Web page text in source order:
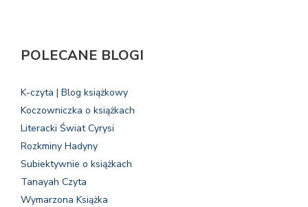
POLECANE BLOGI
K-czyta | Blog książkowy
Koczowniczka o książkach
Literacki Świat Cyrysi
Rozkminy Hadyny
Subiektywnie o książkach
Tanayah Czyta
Wymarzona Książka